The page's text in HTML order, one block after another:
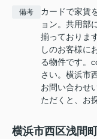
備考
カードで家賃
ョン。共用部
揃っておりま
しのお客様に
る物件です。
さい。横浜市
お問い合わせ
ただくと、お
横浜市西区浅間